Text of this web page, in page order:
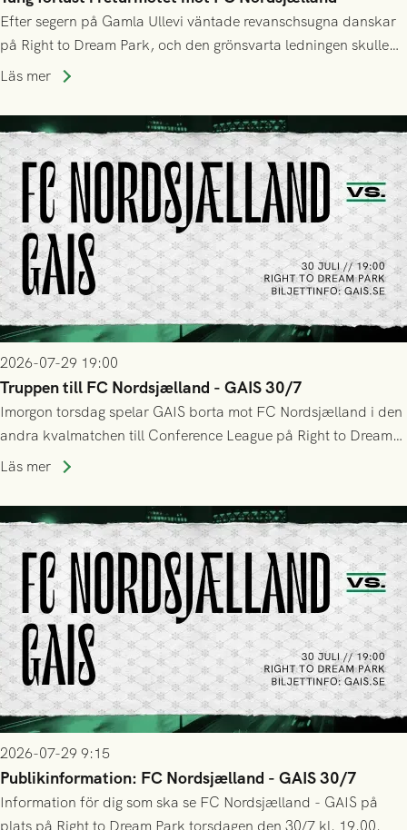
Efter segern på Gamla Ullevi väntade revanschsugna danskar
på Right to Dream Park, och den grönsvarta ledningen skulle
upphöra efter mindre än kvarten spelad. På lika mark visade
tennissiffror och det grönsvarta europaäventyret tog slut.
Läs mer
2026-07-29 19:00
Truppen till FC Nordsjælland - GAIS 30/7
Imorgon torsdag spelar GAIS borta mot FC Nordsjælland i den
andra kvalmatchen till Conference League på Right to Dream
Park! Fredrik Holmberg och ledarstaben har tagit ut följande
Läs mer
2026-07-29 9:15
Publikinformation: FC Nordsjælland - GAIS 30/7
Information för dig som ska se FC Nordsjælland - GAIS på
plats på Right to Dream Park torsdagen den 30/7 kl. 19.00.